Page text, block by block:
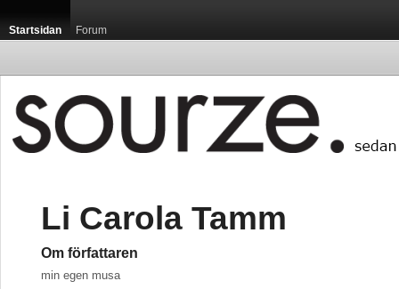
Startsidan Forum
Li Carola Tamm
Om författaren
min egen musa